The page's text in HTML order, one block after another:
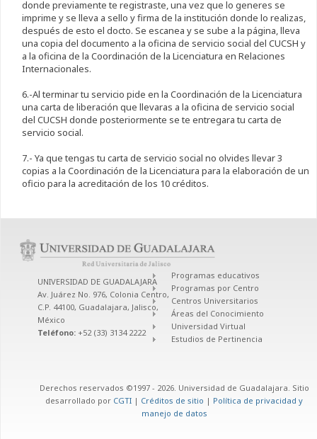
donde previamente te registraste, una vez que lo generes se
imprime y se lleva a sello y firma de la institución donde lo realizas,
después de esto el docto. Se escanea y se sube a la página, lleva
una copia del documento a la oficina de servicio social del CUCSH y
a la oficina de la Coordinación de la Licenciatura en Relaciones
Internacionales.
6.-Al terminar tu servicio pide en la Coordinación de la Licenciatura
una carta de liberación que llevaras a la oficina de servicio social
del CUCSH donde posteriormente se te entregara tu carta de
servicio social.
7.- Ya que tengas tu carta de servicio social no olvides llevar 3
copias a la Coordinación de la Licenciatura para la elaboración de un
oficio para la acreditación de los 10 créditos.
UNIVERSIDAD DE GUADALAJARA
Av. Juárez No. 976, Colonia Centro,
C.P. 44100, Guadalajara, Jalisco,
México
Teléfono: +52 (33) 3134 2222
Programas educativos
Programas por Centro
Centros Universitarios
Áreas del Conocimiento
Universidad Virtual
Estudios de Pertinencia
Derechos reservados ©1997 - 2026. Universidad de Guadalajara. Sitio
desarrollado por CGTI | Créditos de sitio | Política de privacidad y
manejo de datos